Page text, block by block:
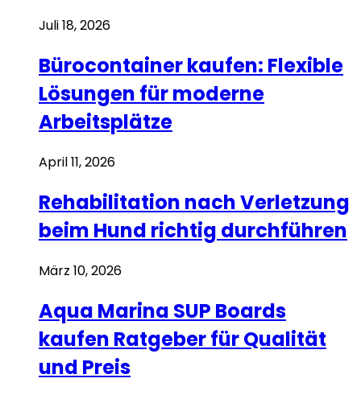
Juli 18, 2026
Bürocontainer kaufen: Flexible
Lösungen für moderne
Arbeitsplätze
April 11, 2026
Rehabilitation nach Verletzung
beim Hund richtig durchführen
März 10, 2026
Aqua Marina SUP Boards
kaufen Ratgeber für Qualität
und Preis